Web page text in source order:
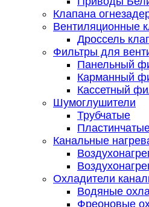
Клапана
Вентиляционные
Дроссель
Фильтры для
Панельный
Карманный
Кассетный
Шумоглушители
Трубчатые
Канальные
Охладители
Водяные
Фреоновые